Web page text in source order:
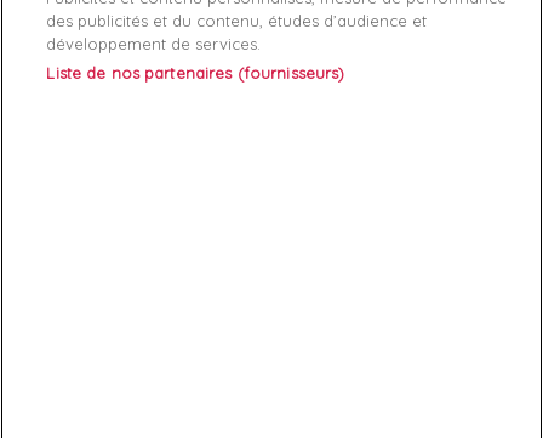
Les dimensions de ce sac argenté
des publicités et du contenu, études d’audience et
développement de services.
Liste de nos partenaires (fournisseurs)